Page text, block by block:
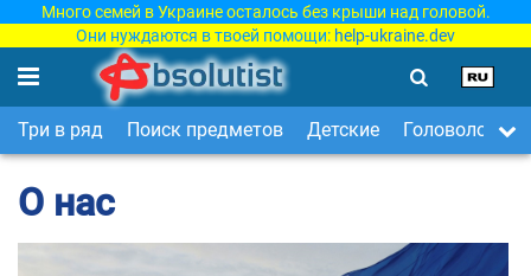
Много семей в Украине осталось без крыши над головой.
Они нуждаются в твоей помощи: help-ukraine.dev
Три в ряд Поиск предметов Детские Головоломки
О нас